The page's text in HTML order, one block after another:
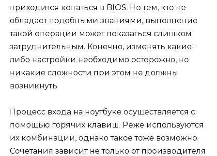
приходится копаться в BIOS. Но тем, кто не
обладает подобными знаниями, выполнение
такой операции может показаться слишком
затруднительным. Конечно, изменять какие-
либо настройки необходимо осторожно, но
никакие сложности при этом не должны
возникнуть.
Процесс входа на ноутбуке осуществляется с
помощью горячих клавиш. Реже используются
их комбинации, однако такое тоже возможно.
Сочетания зависит не только от производителя